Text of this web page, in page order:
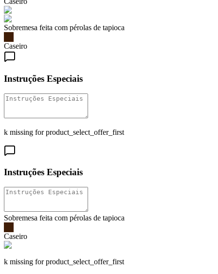
Sobremesa feita com pérolas de tapioca
Caseiro
Instruções Especiais
k missing for product_select_offer_first
Instruções Especiais
Sobremesa feita com pérolas de tapioca
Caseiro
k missing for product_select_offer_first